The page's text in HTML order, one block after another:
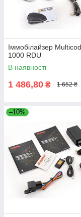
Іммобілайзер
1000 RDU
В наявності
1 486,80 ₴ 1 652 ₴
–10%